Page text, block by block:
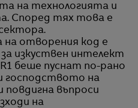
на технологията и
Според тях това е
отворения код е
изкуствен интелект
беше пуснат по-рано
господството на
повдигна въпроси
на